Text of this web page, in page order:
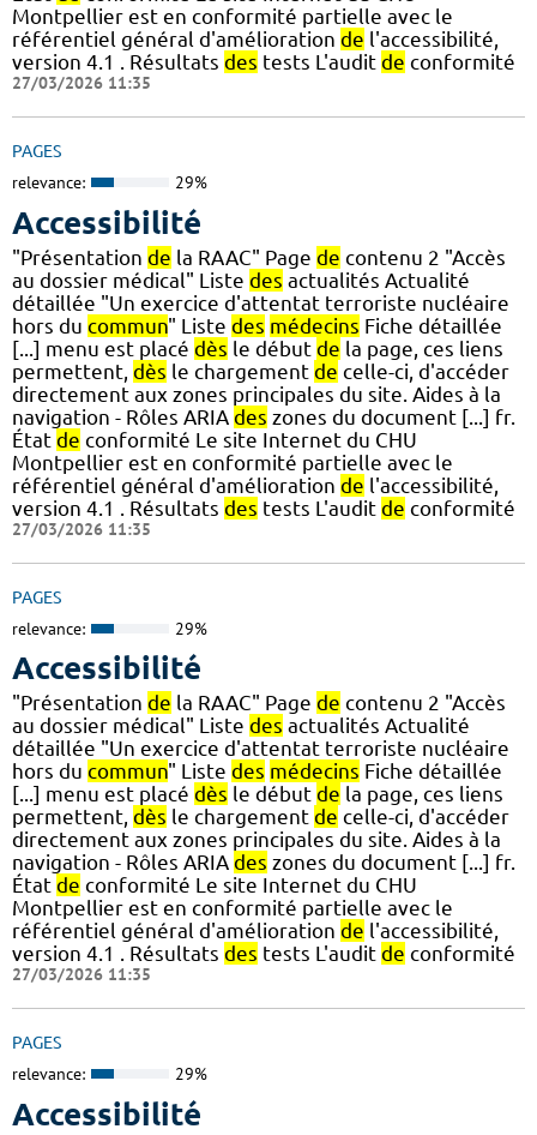
Montpellier est en conformité partielle avec le
référentiel général d'amélioration de l'accessibilité,
version 4.1 . Résultats des tests L'audit de conformité
27/03/2026 11:35
PAGES
relevance: 29%
Accessibilité
"Présentation de la RAAC" Page de contenu 2 "Accès
au dossier médical" Liste des actualités Actualité
détaillée "Un exercice d'attentat terroriste nucléaire
hors du commun" Liste des médecins Fiche détaillée
[...] menu est placé dès le début de la page, ces liens
permettent, dès le chargement de celle-ci, d'accéder
directement aux zones principales du site. Aides à la
navigation - Rôles ARIA des zones du document [...] fr.
État de conformité Le site Internet du CHU
Montpellier est en conformité partielle avec le
référentiel général d'amélioration de l'accessibilité,
version 4.1 . Résultats des tests L'audit de conformité
27/03/2026 11:35
PAGES
relevance: 29%
Accessibilité
"Présentation de la RAAC" Page de contenu 2 "Accès
au dossier médical" Liste des actualités Actualité
détaillée "Un exercice d'attentat terroriste nucléaire
hors du commun" Liste des médecins Fiche détaillée
[...] menu est placé dès le début de la page, ces liens
permettent, dès le chargement de celle-ci, d'accéder
directement aux zones principales du site. Aides à la
navigation - Rôles ARIA des zones du document [...] fr.
État de conformité Le site Internet du CHU
Montpellier est en conformité partielle avec le
référentiel général d'amélioration de l'accessibilité,
version 4.1 . Résultats des tests L'audit de conformité
27/03/2026 11:35
PAGES
relevance: 29%
Accessibilité